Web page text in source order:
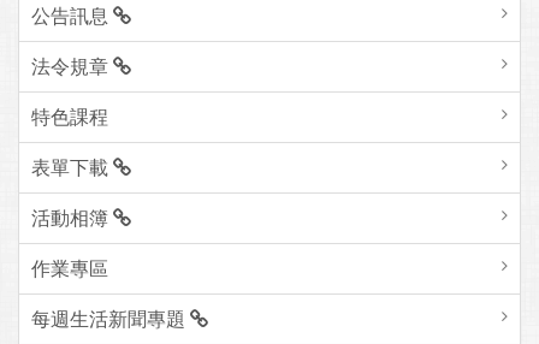
公告訊息
法令規章
特色課程
表單下載
活動相簿
作業專區
每週生活新聞專題